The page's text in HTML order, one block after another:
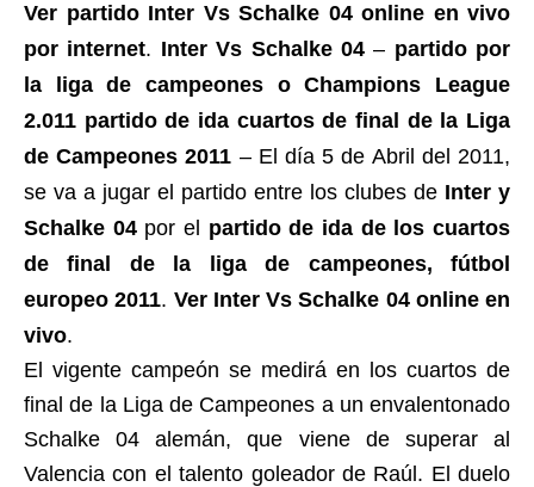
Ver partido Inter Vs Schalke 04 online en vivo
por internet. Inter Vs Schalke 04– partido por
la liga de campeones o Champions League
2.011 partido de ida cuartos de final de la Liga
de Campeones 2011 – El día 5 de Abril del 2011,
se va a jugar el partido entre los clubes de Inter y
Schalke 04por el partido de ida de los cuartos
de final de la liga de campeones, fútbol
europeo 2011. Ver Inter Vs Schalke 04 online en
vivo.
El vigente campeón se medirá en los cuartos de
final de la Liga de Campeones a un envalentonado
Schalke 04 alemán, que viene de superar al
Valencia con el talento goleador de Raúl. El duelo